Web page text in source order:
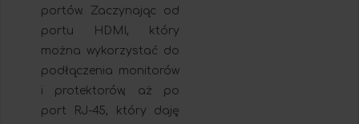
portów. Zaczynając od
portu HDMI, który
można wykorzystać do
podłączenia monitorów
i protektorów, aż po
port RJ-45, który daję